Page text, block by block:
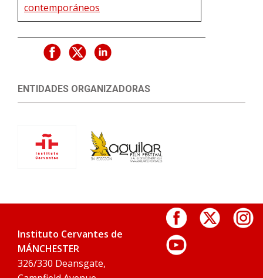
contemporáneos
ENTIDADES ORGANIZADORAS
Instituto Cervantes de
MÁNCHESTER
326/330 Deansgate,